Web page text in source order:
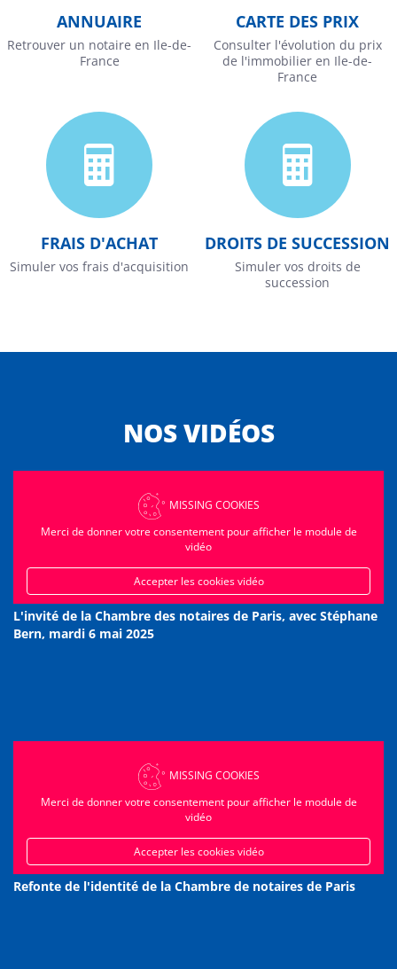
ANNUAIRE
Retrouver un notaire en Ile-de-
France
CARTE DES PRIX
Consulter l'évolution du prix
de l'immobilier en Ile-de-
France
FRAIS D'ACHAT
Simuler vos frais d'acquisition
DROITS DE SUCCESSION
Simuler vos droits de
succession
NOS VIDÉOS
MISSING COOKIES
Merci de donner votre consentement pour afficher le module de
vidéo
Accepter les cookies vidéo
L'invité de la Chambre des notaires de Paris, avec Stéphane
Bern, mardi 6 mai 2025
MISSING COOKIES
Merci de donner votre consentement pour afficher le module de
vidéo
Accepter les cookies vidéo
Refonte de l'identité de la Chambre de notaires de Paris